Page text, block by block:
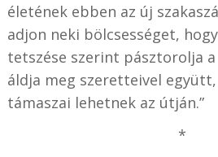
életének ebben az új
adjon neki bölcsességet,
tetszése szerint pásztorolja
áldja meg szeretteivel
támaszai lehetnek az útján.”
*